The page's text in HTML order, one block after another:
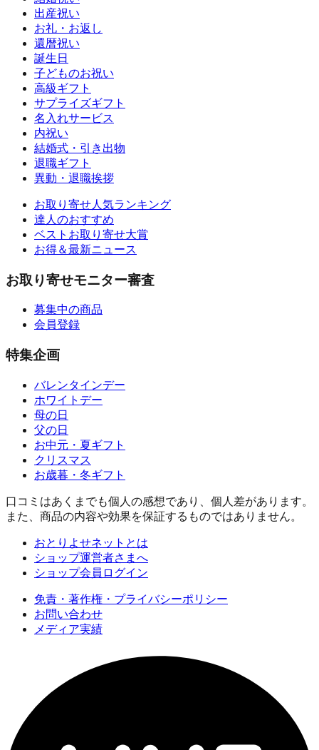
出産祝い
お礼・お返し
還暦祝い
誕生日
子どものお祝い
高級ギフト
サプライズギフト
名入れサービス
内祝い
結婚式・引き出物
退職ギフト
異動・退職挨拶
お取り寄せ人気ランキング
達人のおすすめ
ベストお取り寄せ大賞
お得＆最新ニュース
お取り寄せモニター審査
募集中の商品
会員登録
特集企画
バレンタインデー
ホワイトデー
母の日
父の日
お中元・夏ギフト
クリスマス
お歳暮・冬ギフト
口コミはあくまでも個人の感想であり、個人差があります。
また、商品の内容や効果を保証するものではありません。
おとりよせネットとは
ショップ運営者さまへ
ショップ会員ログイン
免責・著作権・プライバシーポリシー
お問い合わせ
メディア実績